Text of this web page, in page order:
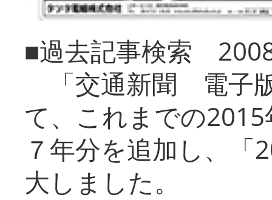
■過去記事検索
「交通新聞 電子
て、これまでの
７年分を追加し、「
大しまし